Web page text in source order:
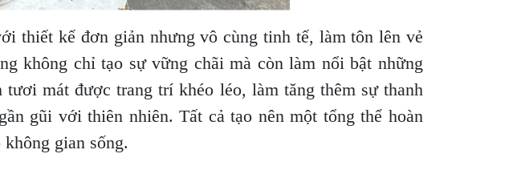
thiết kế đơn giản nhưng vô cùng tinh tế, làm tôn lên vẻ
không chỉ tạo sự vững chãi mà còn làm nổi bật những
mát được trang trí khéo léo, làm tăng thêm sự thanh
gũi với thiên nhiên. Tất cả tạo nên một tổng thể hoàn
gian sống.